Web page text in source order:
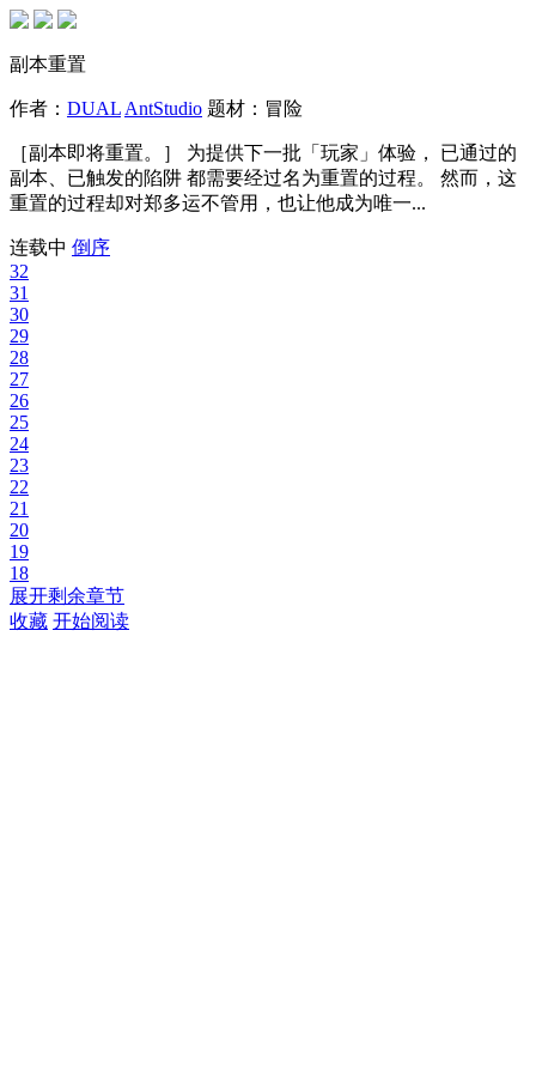
副本重置
作者： DUAL AntStudio 题材： 冒险
［副本即将重置。］ 为提供下一批「玩家」体验， 已通过的
副本、已触发的陷阱 都需要经过名为重置的过程。 然而，这
重置的过程却对郑多运不管用，也让他成为唯一...
连载中 倒序
32
31
30
29
28
27
26
25
24
23
22
21
20
19
18
展开剩余章节
收藏 开始阅读